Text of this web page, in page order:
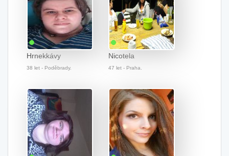
Hrnekkávy
38 let - Poděbrady.
Nicotela
47 let - Praha.